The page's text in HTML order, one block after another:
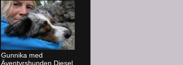
Gunnika med
Äventyrshunden Diesel